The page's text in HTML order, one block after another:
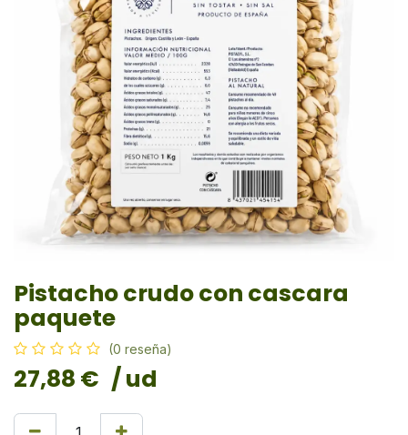
Pistacho crudo con cascara
paquete
(0 reseña)
27,88 € / ud